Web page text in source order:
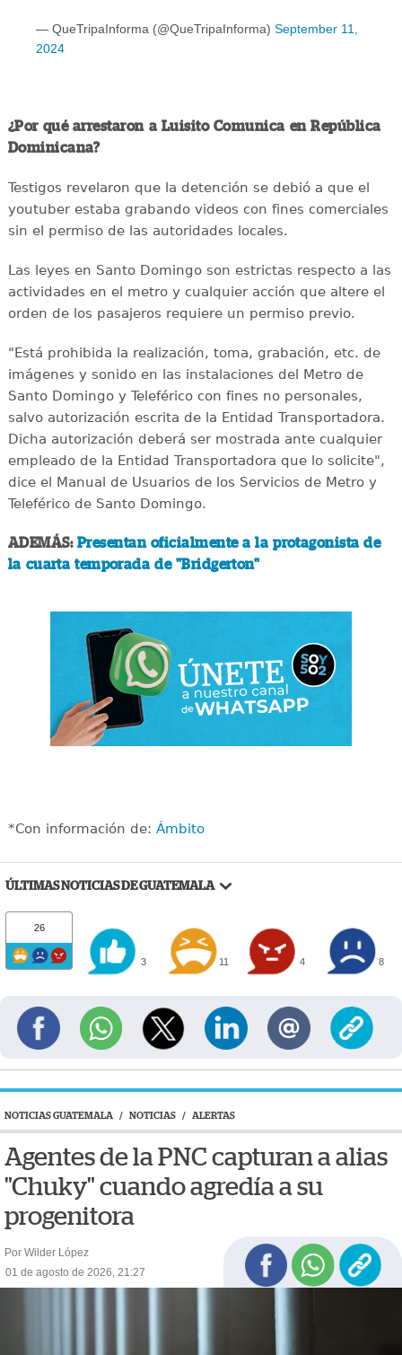
— QueTripaInforma (@QueTripaInforma) September 11,
2024
¿Por qué arrestaron a Luisito Comunica en República
Dominicana?
Testigos revelaron que la detención se debió a que el
youtuber estaba grabando videos con fines comerciales
sin el permiso de las autoridades locales.
Las leyes en Santo Domingo son estrictas respecto a las
actividades en el metro y cualquier acción que altere el
orden de los pasajeros requiere un permiso previo.
"Está prohibida la realización, toma, grabación, etc. de
imágenes y sonido en las instalaciones del Metro de
Santo Domingo y Teleférico con fines no personales,
salvo autorización escrita de la Entidad Transportadora.
Dicha autorización deberá ser mostrada ante cualquier
empleado de la Entidad Transportadora que lo solicite",
dice el Manual de Usuarios de los Servicios de Metro y
Teleférico de Santo Domingo.
ADEMÁS: Presentan oficialmente a la protagonista de
la cuarta temporada de "Bridgerton"
*Con información de: Ámbito
ÚLTIMAS NOTICIAS DE GUATEMALA
26
3 11 4 8
NOTICIAS GUATEMALA / NOTICIAS / ALERTAS
Agentes de la PNC capturan a alias
"Chuky" cuando agredía a su
progenitora
Por Wilder López
01 de agosto de 2026, 21:27